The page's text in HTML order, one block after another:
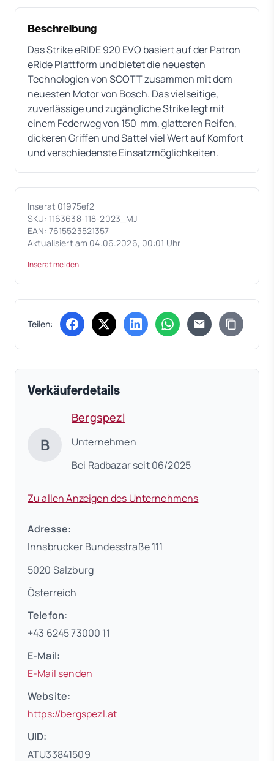
Beschreibung
Das Strike eRIDE 920 EVO basiert auf der Patron
eRide Plattform und bietet die neuesten
Technologien von SCOTT zusammen mit dem
neuesten Motor von Bosch. Das vielseitige,
zuverlässige und zugängliche Strike legt mit
einem Federweg von 150 mm, glatteren Reifen,
dickeren Griffen und Sattel viel Wert auf Komfort
und verschiedenste Einsatzmöglichkeiten.
Inserat 01975ef2
SKU: 1163638-118-2023_MJ
EAN: 7615523521357
Aktualisiert am 04.06.2026, 00:01 Uhr
Inserat melden
Teilen: (öffnet in neuem Tab)
(öffnet in neuem Tab)
(öffnet in neuem Tab)
(öffnet in neuem Tab)
Verkäuferdetails
B
Bergspezl
Unternehmen
Bei Radbazar seit 06/2025
Zu allen Anzeigen des Unternehmens
Adresse:
Innsbrucker Bundesstraße 111
5020 Salzburg
Österreich
Telefon:
+43 6245 73000 11
E-Mail:
E-Mail senden
Website:
https://bergspezl.at(öffnet in neuem Tab)
UID:
ATU33841509